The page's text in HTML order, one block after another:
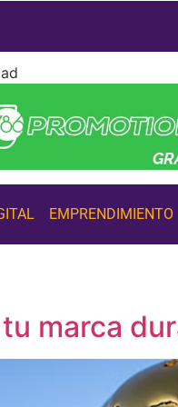
EMPRENDIMIENTO
marca